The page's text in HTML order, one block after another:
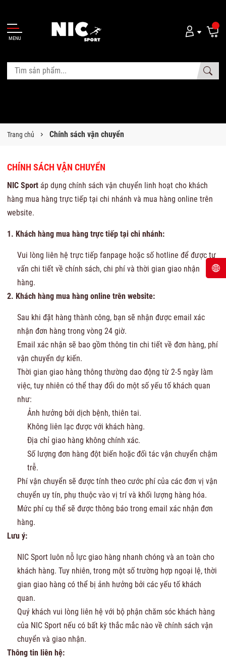
MENU
Trang chủ Chính sách vận chuyển
CHÍNH SÁCH VẬN CHUYỂN
NIC Sport áp dụng chính sách vận chuyển linh hoạt cho khách
hàng mua hàng trực tiếp tại chi nhánh và mua hàng online trên
website.
1. Khách hàng mua hàng trực tiếp tại chi nhánh:
Vui lòng liên hệ trực tiếp fanpage hoặc số hotline để được tư
vấn chi tiết về chính sách, chi phí và thời gian giao nhận
hàng.
2. Khách hàng mua hàng online trên website:
Sau khi đặt hàng thành công, bạn sẽ nhận được email xác
nhận đơn hàng trong vòng 24 giờ.
Email xác nhận sẽ bao gồm thông tin chi tiết về đơn hàng, phí
vận chuyển dự kiến.
Thời gian giao hàng thông thường dao động từ 2-5 ngày làm
việc, tuy nhiên có thể thay đổi do một số yếu tố khách quan
như:
Ảnh hưởng bởi dịch bệnh, thiên tai.
Không liên lạc được với khách hàng.
Địa chỉ giao hàng không chính xác.
Số lượng đơn hàng đột biến hoặc đối tác vận chuyển chậm
trễ.
Phí vận chuyển sẽ được tính theo cước phí của các đơn vị vận
chuyển uy tín, phụ thuộc vào vị trí và khối lượng hàng hóa.
Mức phí cụ thể sẽ được thông báo trong email xác nhận đơn
hàng.
Lưu ý:
NIC Sport luôn nỗ lực giao hàng nhanh chóng và an toàn cho
khách hàng. Tuy nhiên, trong một số trường hợp ngoại lệ, thời
gian giao hàng có thể bị ảnh hưởng bởi các yếu tố khách
quan.
Quý khách vui lòng liên hệ với bộ phận chăm sóc khách hàng
của NIC Sport nếu có bất kỳ thắc mắc nào về chính sách vận
chuyển và giao nhận.
Thông tin liên hệ: